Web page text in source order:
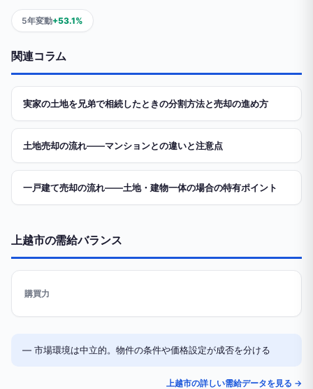
5年変動+53.1%
関連コラム
実家の土地を兄弟で相続したときの分割方法と売却の進め方
土地売却の流れ——マンションとの違いと注意点
一戸建て売却の流れ——土地・建物一体の場合の特有ポイント
上越市の需給バランス
購買力
— 市場環境は中立的。物件の条件や価格設定が成否を分ける
上越市の詳しい需給データを見る →